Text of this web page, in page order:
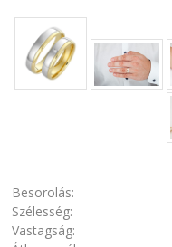
Besorolás:
Szélesség:
Vastagság: